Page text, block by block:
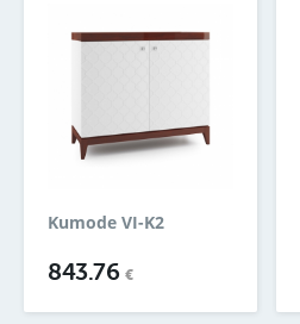
Kumode VI-K2
843.76€